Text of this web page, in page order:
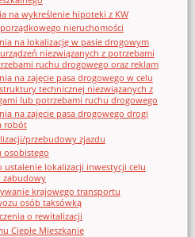
na wykreślenie hipoteki z KW
nieruchomości
na lokalizację w pasie drogowym
niezwiązanych z potrzebami
ruchu drogowego oraz reklam
na zajęcie pasa drogowego w celu
technicznej niezwiązanych z
lub potrzebami ruchu drogowego
na zajęcie pasa drogowego drogi
robót
przebudowy zjazdu
osobistego
ustalenie lokalizacji inwestycji celu
zabudowy
krajowego transportu
osób taksówką
o rewitalizacji
Ciepłe Mieszkanie